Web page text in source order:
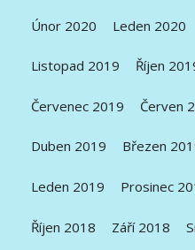
Únor 2020 Leden 2020
Listopad 2019 Říjen
Červenec 2019 Červen
Duben 2019 Březen
Leden 2019 Prosinec
Říjen 2018 Září 2018